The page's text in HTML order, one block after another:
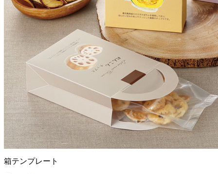
箱テンプレート